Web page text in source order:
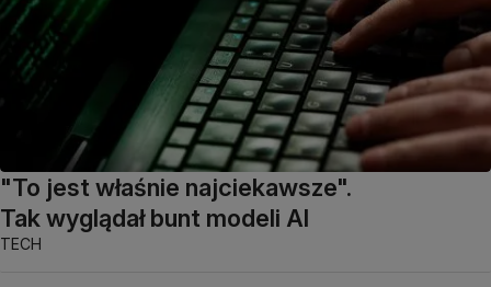
"To jest właśnie najciekawsze".
Tak wyglądał bunt modeli AI
TECH